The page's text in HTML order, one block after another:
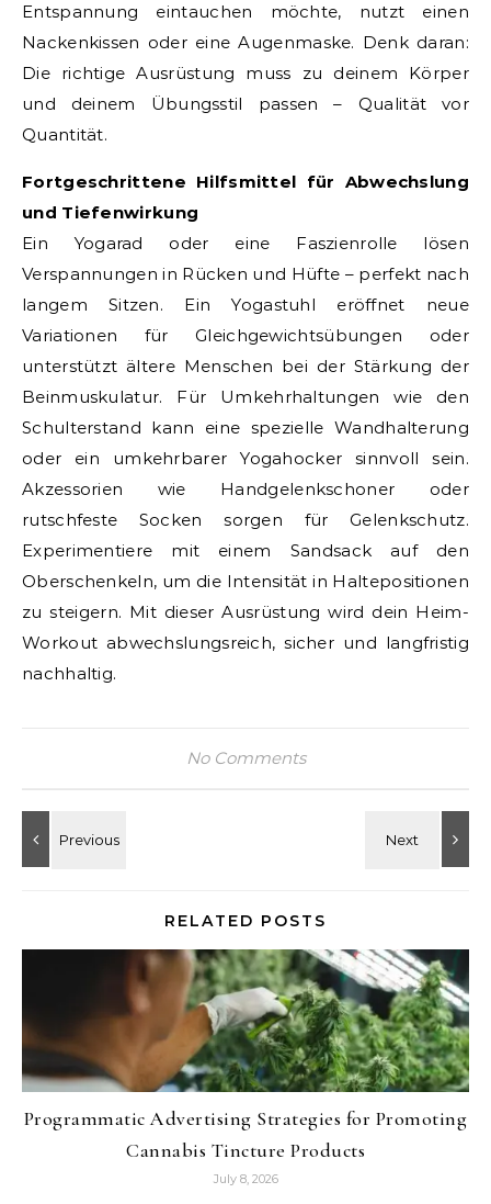
Entspannung eintauchen möchte, nutzt einen
Nackenkissen oder eine Augenmaske. Denk daran:
Die richtige Ausrüstung muss zu deinem Körper
und deinem Übungsstil passen – Qualität vor
Quantität.
Fortgeschrittene Hilfsmittel für Abwechslung
und Tiefenwirkung
Ein Yogarad oder eine Faszienrolle lösen
Verspannungen in Rücken und Hüfte – perfekt nach
langem Sitzen. Ein Yogastuhl eröffnet neue
Variationen für Gleichgewichtsübungen oder
unterstützt ältere Menschen bei der Stärkung der
Beinmuskulatur. Für Umkehrhaltungen wie den
Schulterstand kann eine spezielle Wandhalterung
oder ein umkehrbarer Yogahocker sinnvoll sein.
Akzessorien wie Handgelenkschoner oder
rutschfeste Socken sorgen für Gelenkschutz.
Experimentiere mit einem Sandsack auf den
Oberschenkeln, um die Intensität in Haltepositionen
zu steigern. Mit dieser Ausrüstung wird dein Heim-
Workout abwechslungsreich, sicher und langfristig
nachhaltig.
No Comments
RELATED POSTS
Programmatic Advertising Strategies for Promoting
Cannabis Tincture Products
July 8, 2026